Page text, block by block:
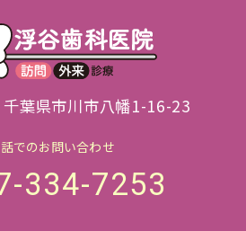
千葉県市川市八幡1-16-23
でのお問い合わせ
334-7253